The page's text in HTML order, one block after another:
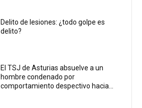
Delito de lesiones: ¿todo golpe es
delito?
El TSJ de Asturias absuelve a un
hombre condenado por
comportamiento despectivo hacia...